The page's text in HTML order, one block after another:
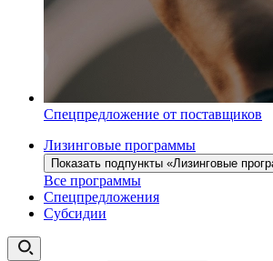
Спецпредложение от поставщиков
Лизинговые программы
Показать подпункты «Лизинговые
Все программы
Спецпредложения
Субсидии